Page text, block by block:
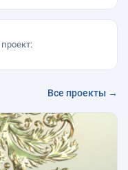
Все проекты →